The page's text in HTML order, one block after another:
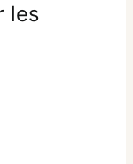
les